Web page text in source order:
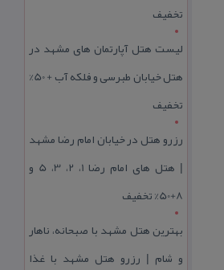
تخفیف
لیست هتل آپارتمان های مشهد در
هتل خیابان طبرسی و فلکه آب + 50%
تخفیف
رزرو هتل در خیابان امام رضا مشهد
| هتل‌ های امام رضا 1، 2، 3، 5 و
8+50% تخفیف
بهترین هتل مشهد با صبحانه، ناهار
و شام | رزرو هتل مشهد با غذا